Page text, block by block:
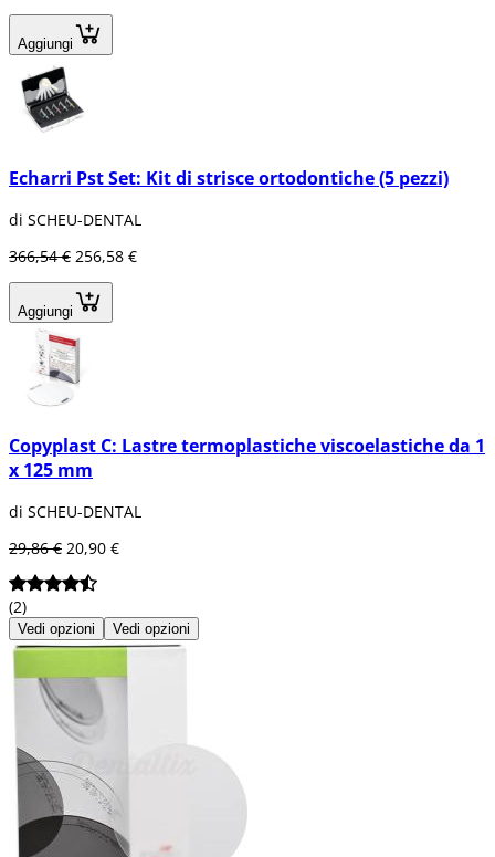
Aggiungi
Echarri Pst Set: Kit di strisce ortodontiche (5 pezzi)
di SCHEU-DENTAL
366,54 € 256,58 €
Aggiungi
Copyplast C: Lastre termoplastiche viscoelastiche da 1
x 125 mm
di SCHEU-DENTAL
29,86 € 20,90 €
(2)
Vedi opzioni Vedi opzioni